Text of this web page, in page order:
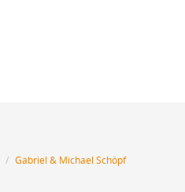
Gabriel & Michael Schöpf